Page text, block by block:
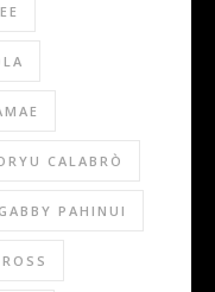
CALABRÒ
GABBY PAHINUI